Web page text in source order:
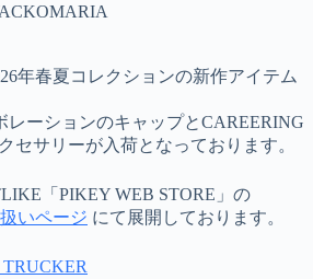
年春夏コレクションの新作アイテム
レーションのキャップとCAREERING
セサリーが入荷となっております。
「PIKEY WEB STORE」の
いページ にて展開しております。
TRUCKER